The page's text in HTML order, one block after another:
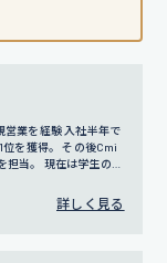
営業を経験 入社半年で
位を獲得。 その後Cmi
当。 現在は学生の面
詳しく見る